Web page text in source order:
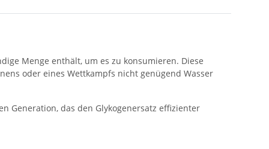
Menge enthält, um es zu konsumieren. Diese
oder eines Wettkampfs nicht genügend Wasser
Generation, das den Glykogenersatz effizienter